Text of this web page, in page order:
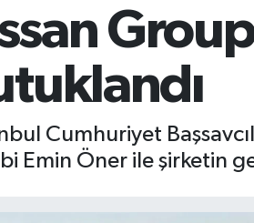
Cumhuriyet
Emin Öner ile şirketin
Durumu ve Fikstür